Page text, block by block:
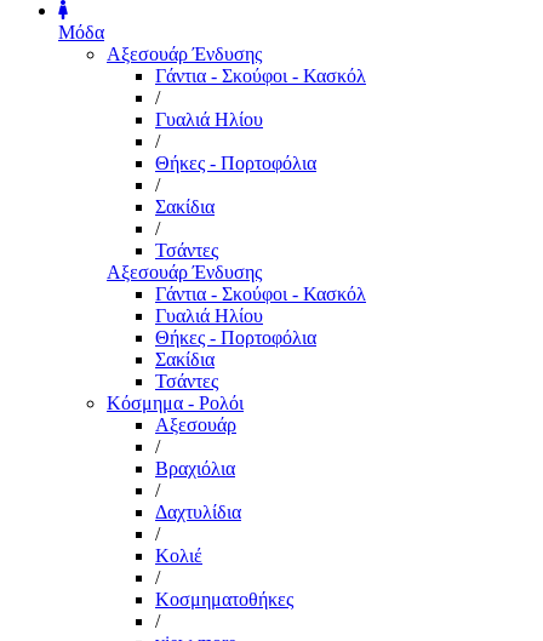
Μόδα
Αξεσουάρ Ένδυσης
Γάντια - Σκούφοι - Κασκόλ
/
Γυαλιά Ηλίου
/
Θήκες - Πορτοφόλια
/
Σακίδια
/
Τσάντες
Αξεσουάρ Ένδυσης
Γάντια - Σκούφοι - Κασκόλ
Γυαλιά Ηλίου
Θήκες - Πορτοφόλια
Σακίδια
Τσάντες
Κόσμημα - Ρολόι
Αξεσουάρ
/
Βραχιόλια
/
Δαχτυλίδια
/
Κολιέ
/
Κοσμηματοθήκες
/